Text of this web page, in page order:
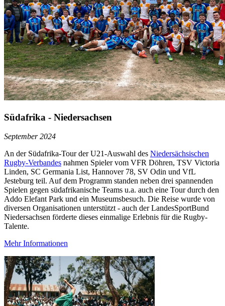
Südafrika - Niedersachsen
September 2024
An der Südafrika-Tour der U21-Auswahl des Niedersächsischen
Rugby-Verbandes nahmen Spieler vom VFR Döhren, TSV Victoria
Linden, SC Germania List, Hannover 78, SV Odin und VfL
Jesteburg teil. Auf dem Programm standen neben drei spannenden
Spielen gegen südafrikanische Teams u.a. auch eine Tour durch den
Addo Elefant Park und ein Museumsbesuch. Die Reise wurde von
diversen Organisationen unterstützt - auch der LandesSportBund
Niedersachsen förderte dieses einmalige Erlebnis für die Rugby-
Talente.
Mehr Informationen